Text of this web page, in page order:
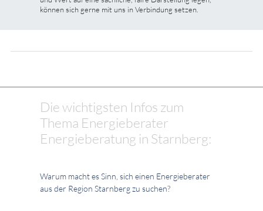
können sich gerne mit uns in Verbindung setzen.
Die wichtigsten Infos zum
Thema Energieberater
Energieberatung in Starnberg:
Warum macht es Sinn, sich einen Energieberater
aus der Region Starnberg zu suchen?